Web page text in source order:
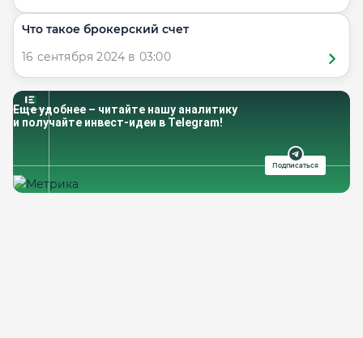
Что такое брокерский счет
16 сентября 2024 в 03:00
Еще удобнее – читайте нашу аналитику
и получайте инвест-идеи в Telegram!
Подписаться